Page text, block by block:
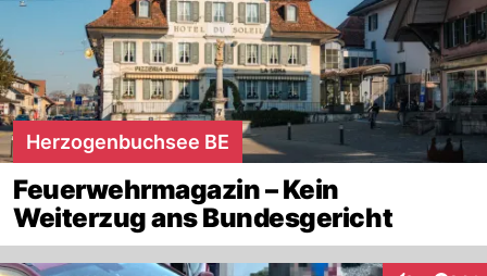
Herzogenbuchsee BE
Feuerwehrmagazin – Kein
Weiterzug ans Bundesgericht